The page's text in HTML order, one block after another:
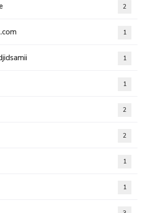
2
1
1
1
2
2
1
1